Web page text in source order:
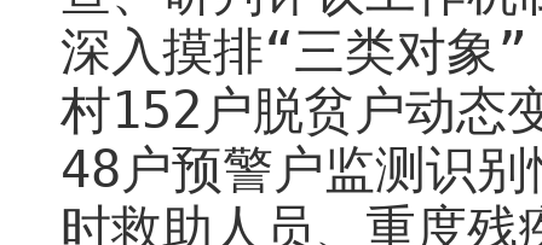
深入摸排“三类对象”
村152 户脱贫户动态
48户预警户监测识
时救助人员、重度残